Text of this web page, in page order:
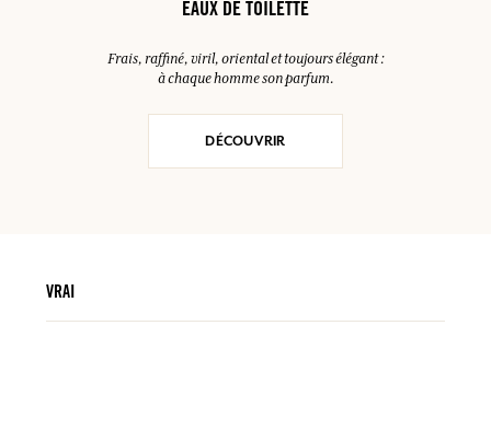
EAUX DE TOILETTE
Frais, raffiné, viril, oriental et toujours élégant :
à chaque homme son parfum.
DÉCOUVRIR
VRAI